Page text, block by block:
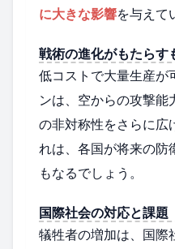
に大きな影響を与えて
戦術の進化がもたらす
低コストで大量生産が
ンは、空からの攻撃
の非対称性をさらに広
れは、各国が将来の防
もなるでしょう。
国際社会の対応と課題
犠牲者の増加は、国際